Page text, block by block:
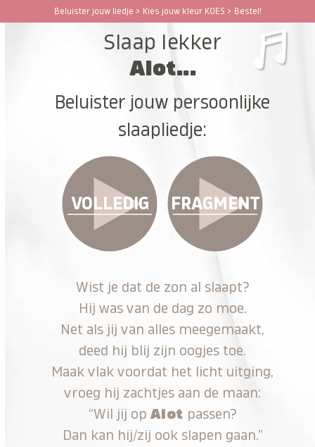
Beluister jouw liedje > Kies jouw kleur KOES > Bestel!
Open
Close
Slaap lekker
Alot...
Beluister jouw persoonlijke
slaapliedje:
VOLLEDIG FRAGMENT
Wist je dat de zon al slaapt?
Hij was van de dag zo moe.
Net als jij van alles meegemaakt,
deed hij blij zijn oogjes toe.
Maak vlak voordat het licht uitging,
vroeg hij zachtjes aan de maan:
“Wil jij op Alot passen?
Dan kan hij/zij ook slapen gaan.”